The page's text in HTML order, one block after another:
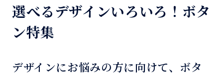
選べるデザインいろいろ！ボタ
ン特集
デザインにお悩みの方に向けて、ボタ